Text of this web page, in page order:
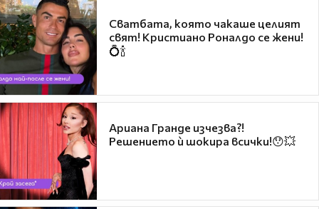
Сватбата, която чакаше целият
свят! Кристиано Роналдо се жени!
💍🍾
Ариана Гранде изчезва?!
Решението ѝ шокира всички!😯💥